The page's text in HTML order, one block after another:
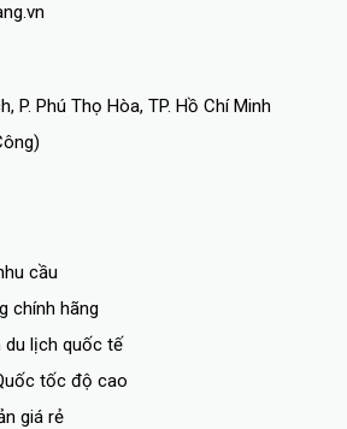
P. Phú Thọ Hòa, TP. Hồ Chí Minh
cầu
chính hãng
du lịch quốc tế
tốc độ cao
giá rẻ